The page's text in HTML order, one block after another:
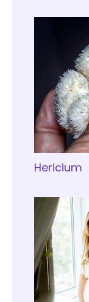
Hericium